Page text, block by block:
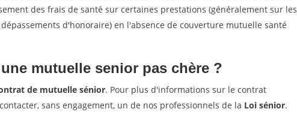
des frais de santé sur certaines prestations (généralement sur les
d'honoraire) en l'absence de couverture mutuelle santé
mutuelle senior pas chère ?
de mutuelle sénior. Pour plus d'informations sur le contrat
sans engagement, un de nos professionnels de la Loi sénior.